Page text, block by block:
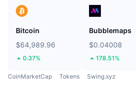
Bitcoin
$64,989.96
0.37%
Bubblemaps
$0.04008
178.51%
CoinMarketCap Tokens Swing.xyz